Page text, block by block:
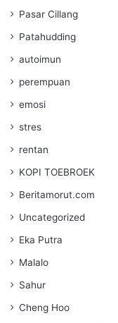
Pasar Cillang
Patahudding
autoimun
perempuan
emosi
stres
rentan
KOPI TOEBROEK
Beritamorut.com
Uncategorized
Eka Putra
Malalo
Sahur
Cheng Hoo